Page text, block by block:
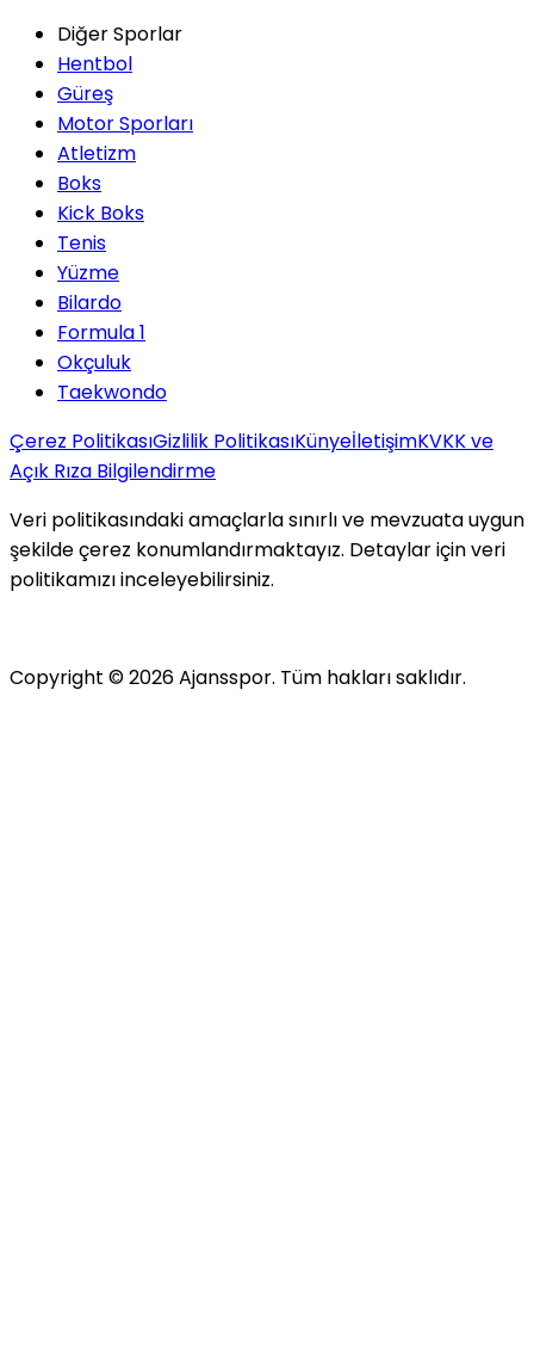
Diğer Sporlar
Hentbol
Güreş
Motor Sporları
Atletizm
Boks
Kick Boks
Tenis
Yüzme
Bilardo
Formula 1
Okçuluk
Taekwondo
Çerez PolitikasıGizlilik PolitikasıKünyeİletişimKVKK ve
Açık Rıza Bilgilendirme
Veri politikasındaki amaçlarla sınırlı ve mevzuata uygun
şekilde çerez konumlandırmaktayız. Detaylar için veri
politikamızı inceleyebilirsiniz.
Copyright ©2026Ajansspor. Tüm hakları saklıdır.